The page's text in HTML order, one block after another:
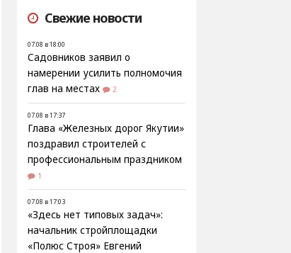
Свежие новости
07.08 в 18:00
Садовников заявил о
намерении усилить полномочия
глав на местах
2
07.08 в 17:37
Глава «Железных дорог Якутии»
поздравил строителей с
профессиональным праздником
1
07.08 в 17:03
«Здесь нет типовых задач»:
начальник стройплощадки
«Полюс Строя» Евгений